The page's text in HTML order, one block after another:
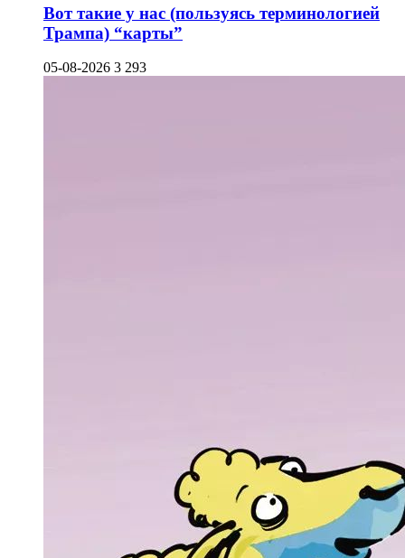
Вот такие у нас (пользуясь терминологией
Трампа) “карты”
05-08-2026 3 293